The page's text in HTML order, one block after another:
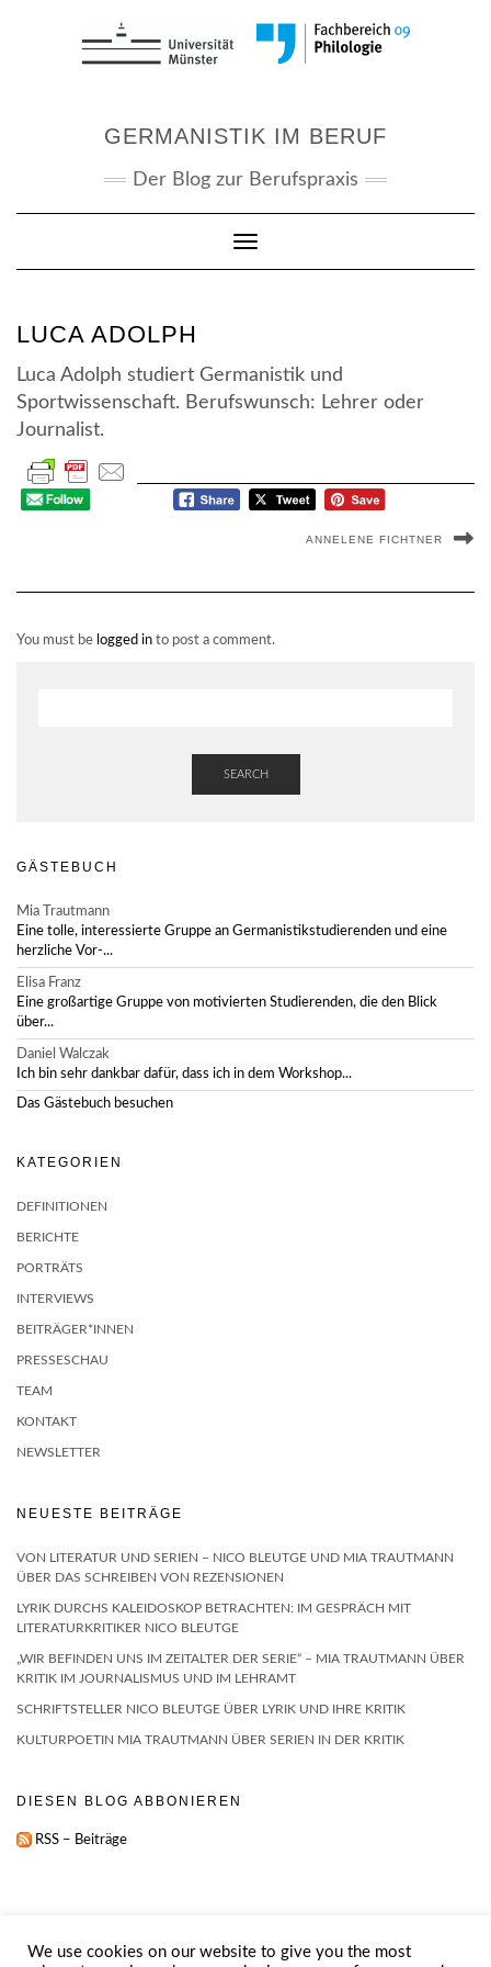
GERMANISTIK IM BERUF
Der Blog zur Berufspraxis
Toggle Navigation
LUCA ADOLPH
Luca Adolph studiert Germanistik und
Sportwissenschaft. Berufswunsch: Lehrer oder
Journalist.
ANNELENE FICHTNER
You must be logged in to post a comment.
SEARCH
GÄSTEBUCH
Mia Trautmann
Eine tolle, interessierte Gruppe an Germanistikstudierenden und eine
herzliche Vor-...
Elisa Franz
Eine großartige Gruppe von motivierten Studierenden, die den Blick
über...
Daniel Walczak
Ich bin sehr dankbar dafür, dass ich in dem Workshop...
Das Gästebuch besuchen
KATEGORIEN
DEFINITIONEN
BERICHTE
PORTRÄTS
INTERVIEWS
BEITRÄGER*INNEN
PRESSESCHAU
TEAM
KONTAKT
NEWSLETTER
NEUESTE BEITRÄGE
VON LITERATUR UND SERIEN – NICO BLEUTGE UND MIA TRAUTMANN
ÜBER DAS SCHREIBEN VON REZENSIONEN
LYRIK DURCHS KALEIDOSKOP BETRACHTEN: IM GESPRÄCH MIT
LITERATURKRITIKER NICO BLEUTGE
„WIR BEFINDEN UNS IM ZEITALTER DER SERIE“ – MIA TRAUTMANN ÜBER
KRITIK IM JOURNALISMUS UND IM LEHRAMT
SCHRIFTSTELLER NICO BLEUTGE ÜBER LYRIK UND IHRE KRITIK
KULTURPOETIN MIA TRAUTMANN ÜBER SERIEN IN DER KRITIK
DIESEN BLOG ABBONIEREN
RSS – Beiträge
We use cookies on our website to give you the most